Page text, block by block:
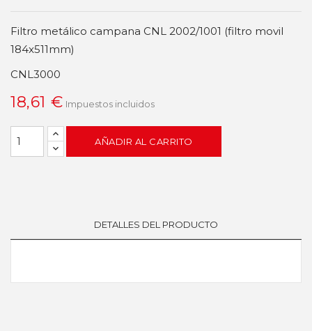
Filtro metálico campana CNL 2002/1001 (filtro movil
184x511mm)
CNL3000
18,61 € Impuestos incluidos
AÑADIR AL CARRITO
DETALLES DEL PRODUCTO